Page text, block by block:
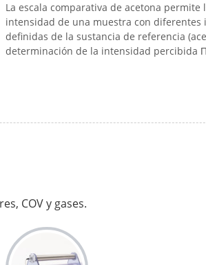
La escala comparativa de acetona permite
intensidad de una muestra con diferentes
definidas de la sustancia de referencia
determinación de la intensidad percibida
COV y gases.